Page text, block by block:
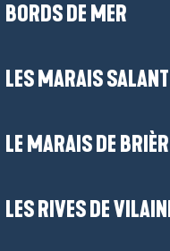
BORDS DE MER
LES MARAIS
LE MARAIS DE
LES RIVES DE
Étangs
Guérande